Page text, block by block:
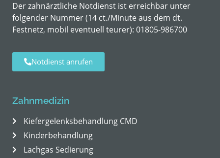
Der zahnärztliche Notdienst ist erreichbar unter
folgender Nummer (14 ct./Minute aus dem dt.
Festnetz, mobil eventuell teurer): 01805-986700
Notdienst anrufen
Zahnmedizin
Kiefergelenksbehandlung CMD
Kinderbehandlung
Lachgas Sedierung